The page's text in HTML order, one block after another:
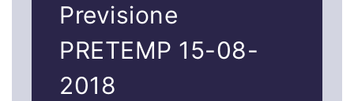
Previsione
PRETEMP 15-08-
2018